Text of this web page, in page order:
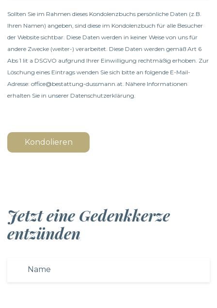
Sollten Sie im Rahmen dieses Kondolenzbuchs persönliche Daten (z.B.
Ihren Namen) angeben, sind diese im Kondolenzbuch für alle Besucher
der Website sichtbar. Diese Daten werden in keiner Weise von uns für
andere Zwecke (weiter-) verarbeitet. Diese Daten werden gemäß Art 6
Abs 1 lit a DSGVO aufgrund Ihrer Einwilligung rechtmäßig erhoben. Zur
Löschung eines Eintrags wenden Sie sich bitte an folgende E-Mail-
Adresse: office@bestattung-dussmann.at. Nähere Informationen
erhalten Sie in unserer Datenschutzerklärung
Kondolieren
Jetzt eine Gedenkkerze
entzünden